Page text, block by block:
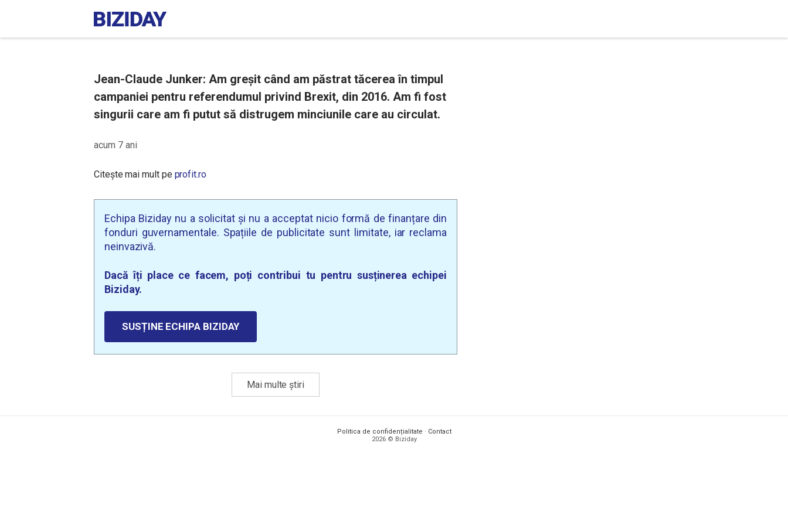
Jean-Claude Junker: Am greșit când am păstrat tăcerea în timpul
campaniei pentru referendumul privind Brexit, din 2016. Am fi fost
singurii care am fi putut să distrugem minciunile care au circulat.
acum 7 ani
Citește mai mult pe profit.ro
Echipa Biziday nu a solicitat și nu a acceptat nicio formă de finanțare din
fonduri guvernamentale. Spațiile de publicitate sunt limitate, iar reclama
neinvazivă.
Dacă îți place ce facem, poți contribui tu pentru susținerea echipei
Biziday.
SUSȚINE ECHIPA BIZIDAY
Mai multe știri
Politica de confidențialitate · Contact
2026 © Biziday